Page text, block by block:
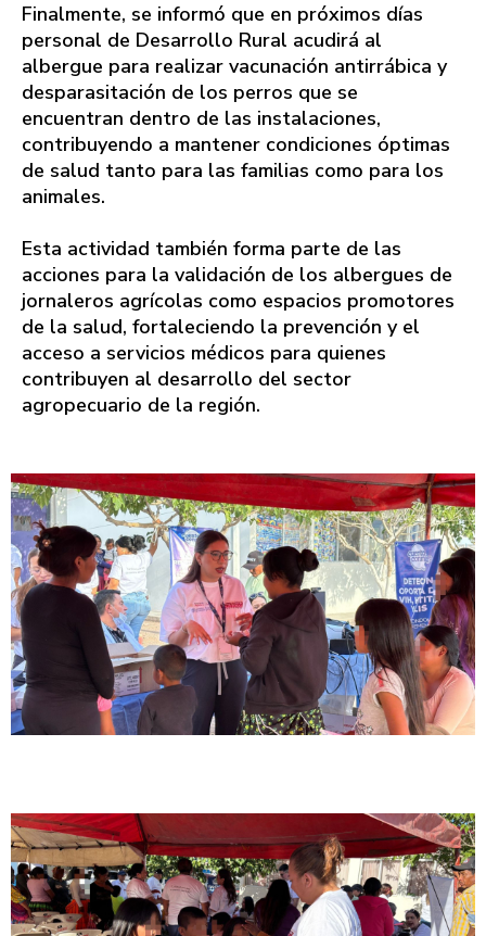
Finalmente, se informó que en próximos días
personal de Desarrollo Rural acudirá al
albergue para realizar vacunación antirrábica y
desparasitación de los perros que se
encuentran dentro de las instalaciones,
contribuyendo a mantener condiciones óptimas
de salud tanto para las familias como para los
animales.
Esta actividad también forma parte de las
acciones para la validación de los albergues de
jornaleros agrícolas como espacios promotores
de la salud, fortaleciendo la prevención y el
acceso a servicios médicos para quienes
contribuyen al desarrollo del sector
agropecuario de la región.